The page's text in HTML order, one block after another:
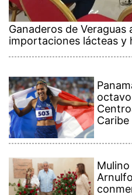
Ganaderos de Veraguas
importaciones lácteas y